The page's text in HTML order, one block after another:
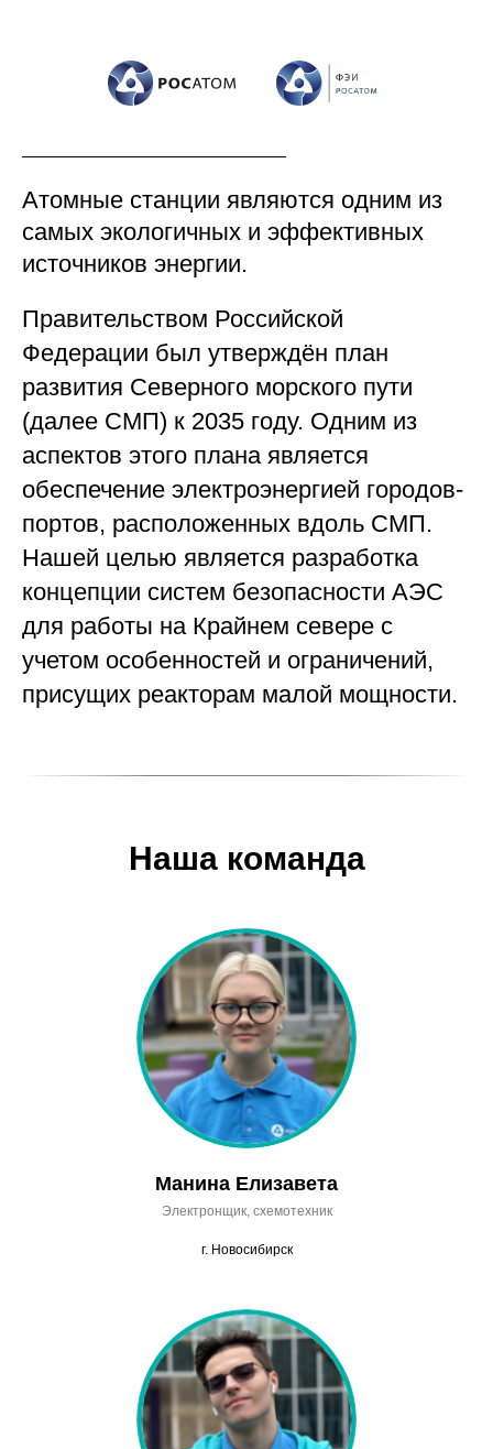
Атомные станции являются одним из
самых экологичных и эффективных
источников энергии.
Правительством Российской
Федерации был утверждён план
развития Северного морского пути
(далее СМП) к 2035 году. Одним из
аспектов этого плана является
обеспечение электроэнергией городов-
портов, расположенных вдоль СМП.
Нашей целью является разработка
концепции систем безопасности АЭС
для работы на Крайнем севере с
учетом особенностей и ограничений,
присущих реакторам малой мощности.
Наша команда
Манина Елизавета
Электронщик, схемотехник
г. Новосибирск